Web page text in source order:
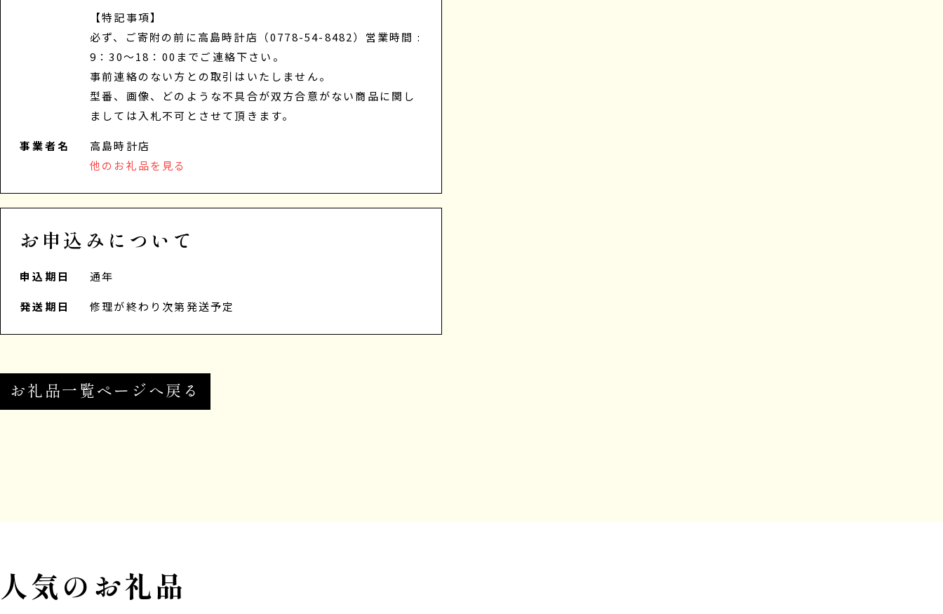
【特記事項】
必ず、ご寄附の前に高島時計店（0778-54-8482）営業時間 :
9：30～18：00までご連絡下さい。
事前連絡のない方との取引はいたしません。
型番、画像、どのような不具合が双方合意がない商品に関し
ましては入札不可とさせて頂きます。
事業者名
高島時計店
他のお礼品を見る
お申込みについて
申込期日 通年
発送期日 修理が終わり次第発送予定
お礼品一覧ページへ戻る
人気のお礼品